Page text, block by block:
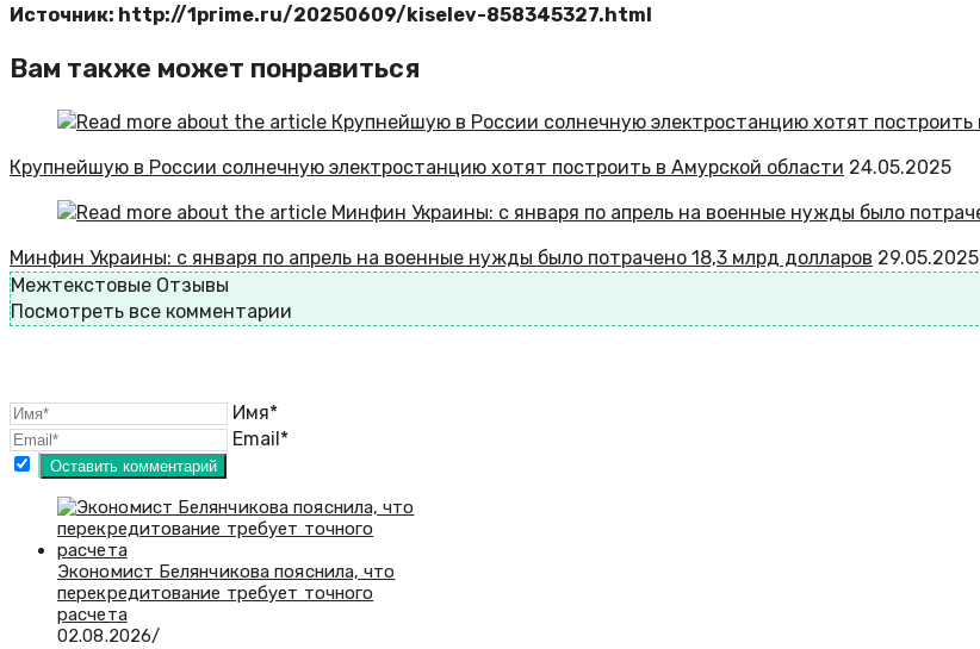
Источник: http://1prime.ru/20250609/kiselev-858345327.html
Вам также может понравиться
Крупнейшую в России солнечную электростанцию хотят построить в Амурской области 24.05.2025
Минфин Украины: с января по апрель на военные нужды было потрачено 18,3 млрд долларов 29.05.2025
Межтекстовые Отзывы
Посмотреть все комментарии
Имя*
Email*
Экономист Белянчикова пояснила, что
перекредитование требует точного
расчета
02.08.2026/